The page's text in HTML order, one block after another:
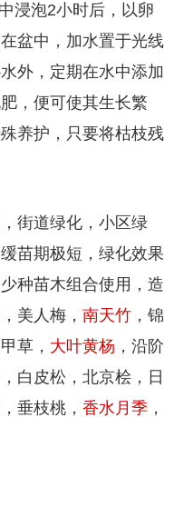
浸泡2小时后，以卵
盆中，加水置于光线
外，定期在水中添加
，便可使其生长繁
养护，只要将枯枝残
街道绿化，小区绿
苗期极短，绿化效果
种苗木组合使用，造
美人梅， 南天竹，锦
草， 大叶黄杨 ，沿阶
白皮松，北京桧，日
垂枝桃， 香水月季 ，